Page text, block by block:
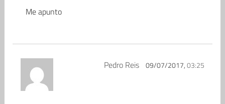
Me apunto
Pedro Reis 09/07/2017,03:25